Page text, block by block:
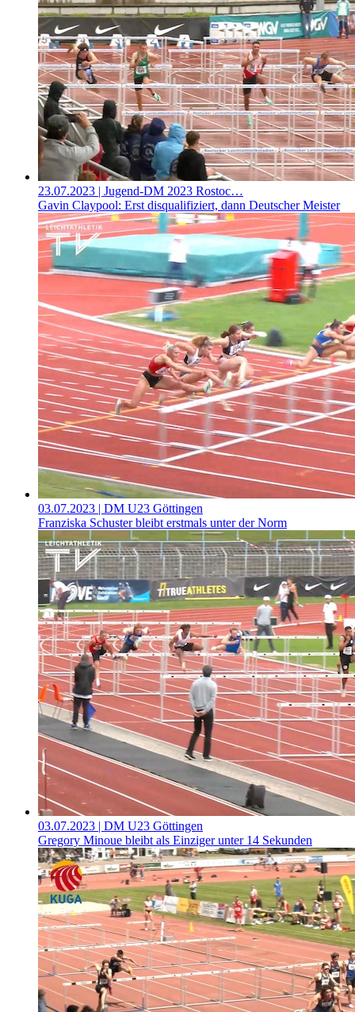
23.07.2023 | Jugend-DM 2023 Rostoc…
Gavin Claypool: Erst disqualifiziert, dann Deutscher Meister
03.07.2023 | DM U23 Göttingen
Franziska Schuster bleibt erstmals unter der Norm
03.07.2023 | DM U23 Göttingen
Gregory Minoue bleibt als Einziger unter 14 Sekunden